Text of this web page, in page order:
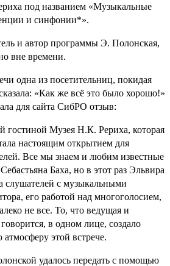
под названием «Музыкальные
и синфонии*».
и автор программы Э. Полонская,
вне времени.
одна из посетительниц, покидая
«Как же всё это было хорошо!»
для сайта СибРО отзыв:
гостиной Музея Н.К. Рериха, которая
настоящим открытием для
Все мы знаем и любим известные
Баха, но в этот раз Эльвира
слушателей с музыкальными
его работой над многоголосием,
не все. То, что ведущая и
в одном лице, создало
этой встрече.
удалось передать с помощью